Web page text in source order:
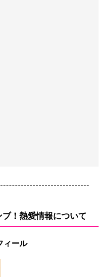
！熱愛情報について
ィール